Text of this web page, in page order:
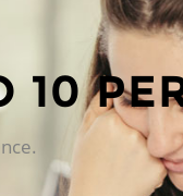
10